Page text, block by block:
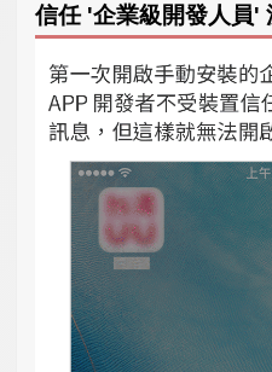
信任 '企業級開發人員'